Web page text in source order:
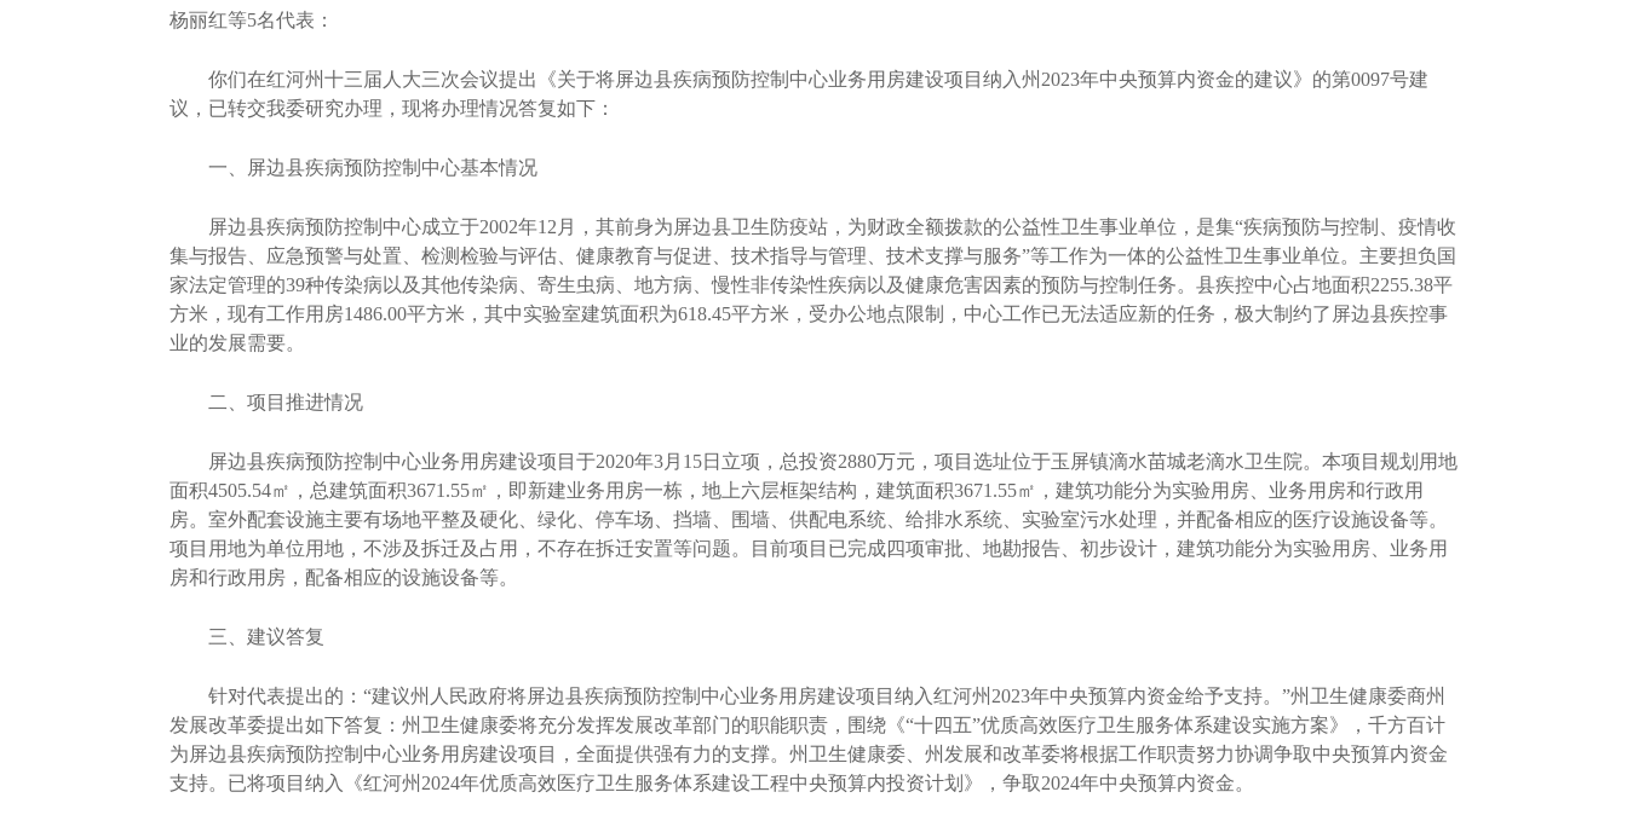
杨丽红等5名代表：
你们在红河州十三届人大三次会议提出《关于将屏边县疾病预防控制中心业务用房建设项目纳入州2023年中央预算内资金的建议》的第0097号建
议，已转交我委研究办理，现将办理情况答复如下：
一、屏边县疾病预防控制中心基本情况
屏边县疾病预防控制中心成立于2002年12月，其前身为屏边县卫生防疫站，为财政全额拨款的公益性卫生事业单位，是集“疾病预防与控制、疫情收
集与报告、应急预警与处置、检测检验与评估、健康教育与促进、技术指导与管理、技术支撑与服务”等工作为一体的公益性卫生事业单位。主要担负国
家法定管理的39种传染病以及其他传染病、寄生虫病、地方病、慢性非传染性疾病以及健康危害因素的预防与控制任务。县疾控中心占地面积2255.38平
方米，现有工作用房1486.00平方米，其中实验室建筑面积为618.45平方米，受办公地点限制，中心工作已无法适应新的任务，极大制约了屏边县疾控事
业的发展需要。
二、项目推进情况
屏边县疾病预防控制中心业务用房建设项目于2020年3月15日立项，总投资2880万元，项目选址位于玉屏镇滴水苗城老滴水卫生院。本项目规划用地
面积4505.54㎡，总建筑面积3671.55㎡，即新建业务用房一栋，地上六层框架结构，建筑面积3671.55㎡，建筑功能分为实验用房、业务用房和行政用
房。室外配套设施主要有场地平整及硬化、绿化、停车场、挡墙、围墙、供配电系统、给排水系统、实验室污水处理，并配备相应的医疗设施设备等。
项目用地为单位用地，不涉及拆迁及占用，不存在拆迁安置等问题。目前项目已完成四项审批、地勘报告、初步设计，建筑功能分为实验用房、业务用
房和行政用房，配备相应的设施设备等。
三、建议答复
针对代表提出的：“建议州人民政府将屏边县疾病预防控制中心业务用房建设项目纳入红河州2023年中央预算内资金给予支持。”州卫生健康委商州
发展改革委提出如下答复：州卫生健康委将充分发挥发展改革部门的职能职责，围绕《“十四五”优质高效医疗卫生服务体系建设实施方案》，千方百计
为屏边县疾病预防控制中心业务用房建设项目，全面提供强有力的支撑。州卫生健康委、州发展和改革委将根据工作职责努力协调争取中央预算内资金
支持。已将项目纳入《红河州2024年优质高效医疗卫生服务体系建设工程中央预算内投资计划》，争取2024年中央预算内资金。